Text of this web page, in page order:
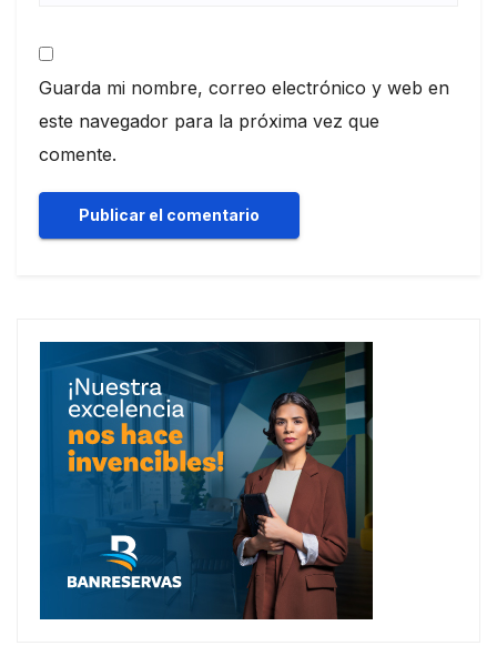
Guarda mi nombre, correo electrónico y web en
este navegador para la próxima vez que
comente.